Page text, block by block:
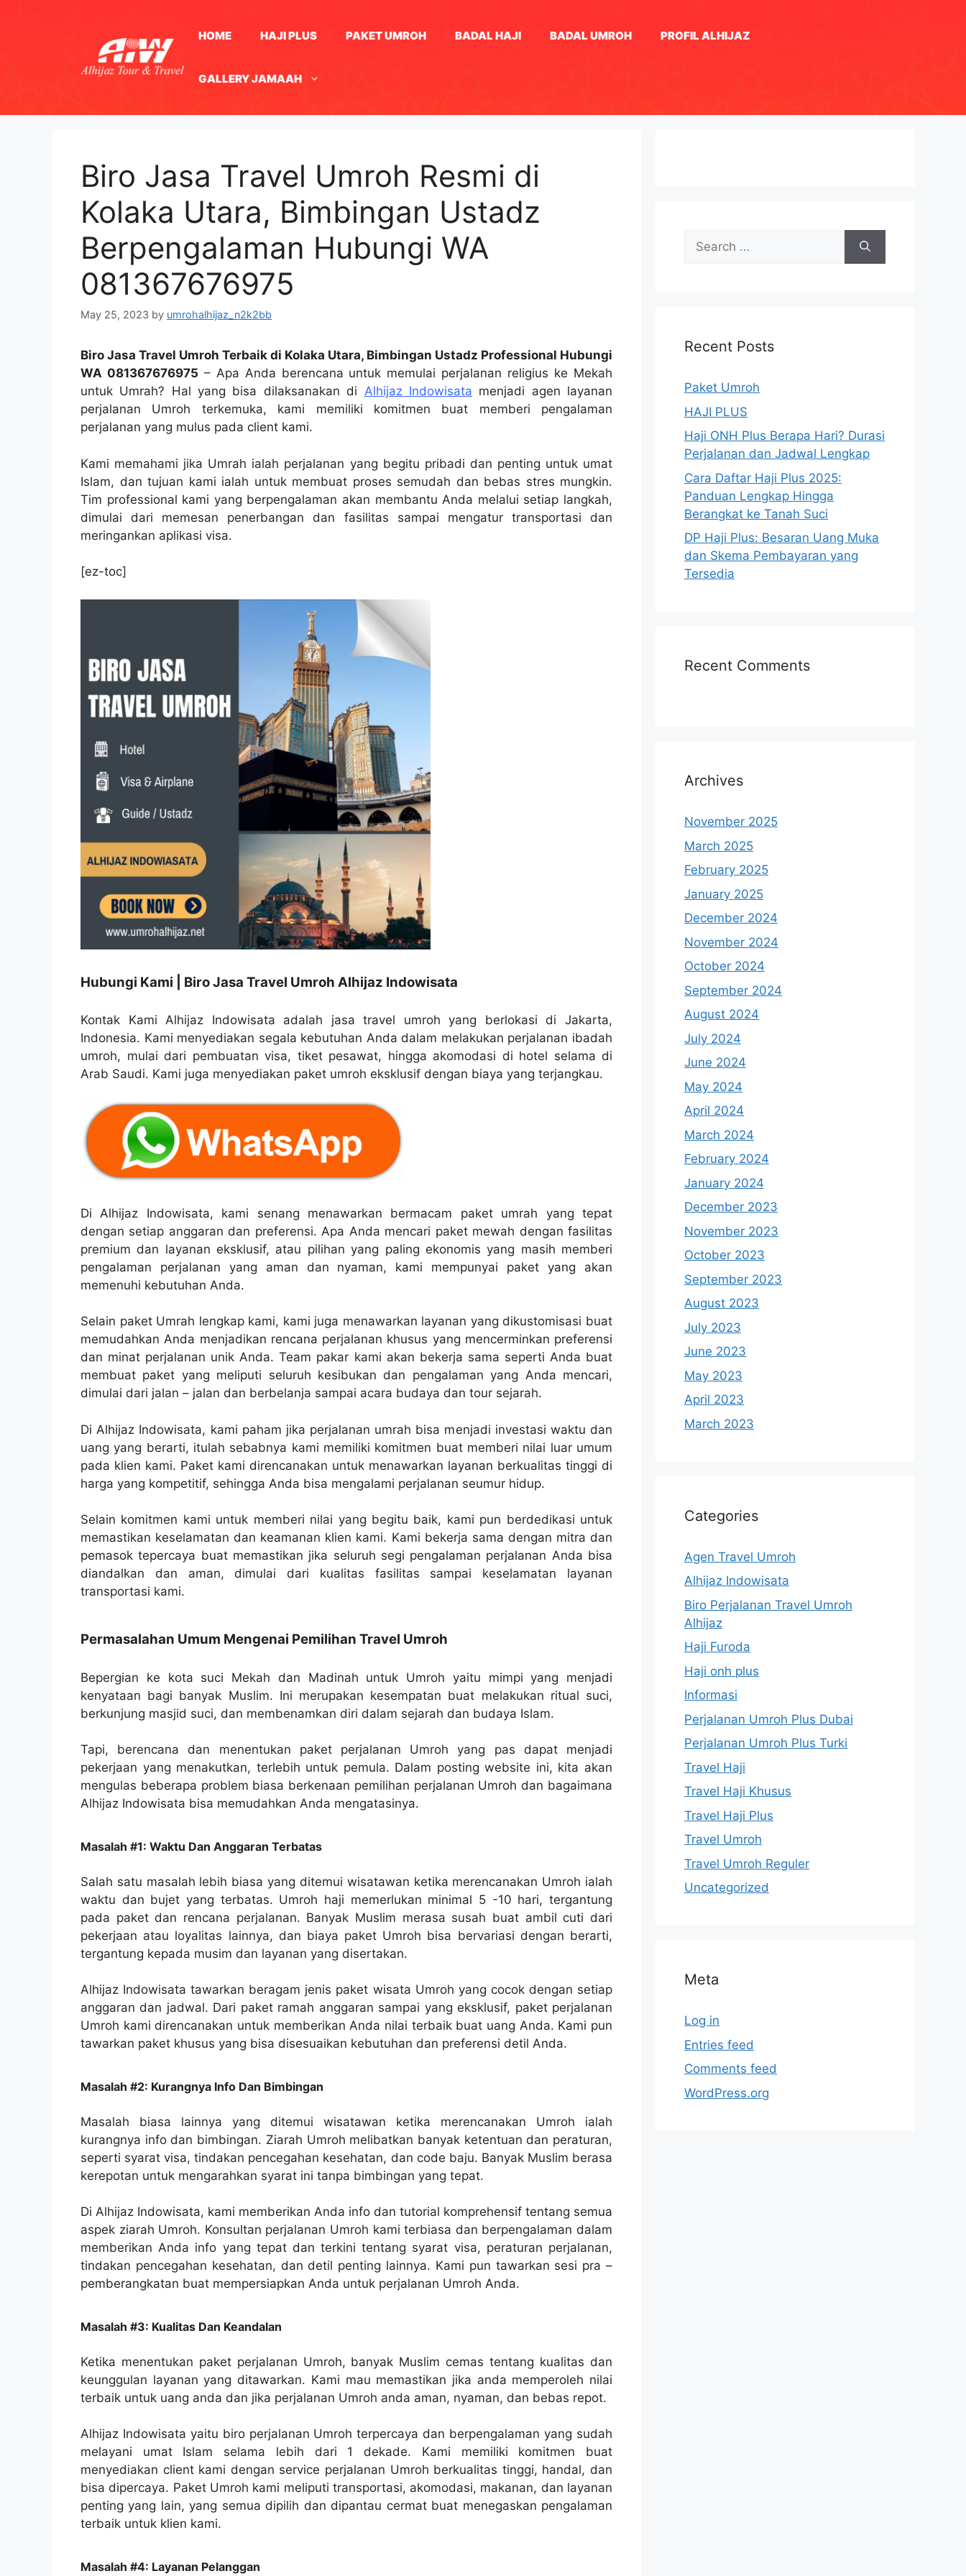
HOME HAJI PLUS PAKET UMROH BADAL HAJI BADAL UMROH PROFIL ALHIJAZ
GALLERY JAMAAH
Biro Jasa Travel Umroh Resmi di
Kolaka Utara, Bimbingan Ustadz
Berpengalaman Hubungi WA
081367676975
May 25, 2023 by umrohalhijaz_n2k2bb
Biro Jasa Travel Umroh Terbaik di Kolaka Utara, Bimbingan Ustadz Professional Hubungi
WA 081367676975 – Apa Anda berencana untuk memulai perjalanan religius ke Mekah
untuk Umrah? Hal yang bisa dilaksanakan di Alhijaz Indowisata menjadi agen layanan
perjalanan Umroh terkemuka, kami memiliki komitmen buat memberi pengalaman
perjalanan yang mulus pada client kami.
Kami memahami jika Umrah ialah perjalanan yang begitu pribadi dan penting untuk umat
Islam, dan tujuan kami ialah untuk membuat proses semudah dan bebas stres mungkin.
Tim professional kami yang berpengalaman akan membantu Anda melalui setiap langkah,
dimulai dari memesan penerbangan dan fasilitas sampai mengatur transportasi dan
meringankan aplikasi visa.
[ez-toc]
Hubungi Kami | Biro Jasa Travel Umroh Alhijaz Indowisata
Kontak Kami Alhijaz Indowisata adalah jasa travel umroh yang berlokasi di Jakarta,
Indonesia. Kami menyediakan segala kebutuhan Anda dalam melakukan perjalanan ibadah
umroh, mulai dari pembuatan visa, tiket pesawat, hingga akomodasi di hotel selama di
Arab Saudi. Kami juga menyediakan paket umroh eksklusif dengan biaya yang terjangkau.
Di Alhijaz Indowisata, kami senang menawarkan bermacam paket umrah yang tepat
dengan setiap anggaran dan preferensi. Apa Anda mencari paket mewah dengan fasilitas
premium dan layanan eksklusif, atau pilihan yang paling ekonomis yang masih memberi
pengalaman perjalanan yang aman dan nyaman, kami mempunyai paket yang akan
memenuhi kebutuhan Anda.
Selain paket Umrah lengkap kami, kami juga menawarkan layanan yang dikustomisasi buat
memudahkan Anda menjadikan rencana perjalanan khusus yang mencerminkan preferensi
dan minat perjalanan unik Anda. Team pakar kami akan bekerja sama seperti Anda buat
membuat paket yang meliputi seluruh kesibukan dan pengalaman yang Anda mencari,
dimulai dari jalan – jalan dan berbelanja sampai acara budaya dan tour sejarah.
Di Alhijaz Indowisata, kami paham jika perjalanan umrah bisa menjadi investasi waktu dan
uang yang berarti, itulah sebabnya kami memiliki komitmen buat memberi nilai luar umum
pada klien kami. Paket kami direncanakan untuk menawarkan layanan berkualitas tinggi di
harga yang kompetitif, sehingga Anda bisa mengalami perjalanan seumur hidup.
Selain komitmen kami untuk memberi nilai yang begitu baik, kami pun berdedikasi untuk
memastikan keselamatan dan keamanan klien kami. Kami bekerja sama dengan mitra dan
pemasok tepercaya buat memastikan jika seluruh segi pengalaman perjalanan Anda bisa
diandalkan dan aman, dimulai dari kualitas fasilitas sampai keselamatan layanan
transportasi kami.
Permasalahan Umum Mengenai Pemilihan Travel Umroh
Bepergian ke kota suci Mekah dan Madinah untuk Umroh yaitu mimpi yang menjadi
kenyataan bagi banyak Muslim. Ini merupakan kesempatan buat melakukan ritual suci,
berkunjung masjid suci, dan membenamkan diri dalam sejarah dan budaya Islam.
Tapi, berencana dan menentukan paket perjalanan Umroh yang pas dapat menjadi
pekerjaan yang menakutkan, terlebih untuk pemula. Dalam posting website ini, kita akan
mengulas beberapa problem biasa berkenaan pemilihan perjalanan Umroh dan bagaimana
Alhijaz Indowisata bisa memudahkan Anda mengatasinya.
Masalah #1: Waktu Dan Anggaran Terbatas
Salah satu masalah lebih biasa yang ditemui wisatawan ketika merencanakan Umroh ialah
waktu dan bujet yang terbatas. Umroh haji memerlukan minimal 5 -10 hari, tergantung
pada paket dan rencana perjalanan. Banyak Muslim merasa susah buat ambil cuti dari
pekerjaan atau loyalitas lainnya, dan biaya paket Umroh bisa bervariasi dengan berarti,
tergantung kepada musim dan layanan yang disertakan.
Alhijaz Indowisata tawarkan beragam jenis paket wisata Umroh yang cocok dengan setiap
anggaran dan jadwal. Dari paket ramah anggaran sampai yang eksklusif, paket perjalanan
Umroh kami direncanakan untuk memberikan Anda nilai terbaik buat uang Anda. Kami pun
tawarkan paket khusus yang bisa disesuaikan kebutuhan dan preferensi detil Anda.
Masalah #2: Kurangnya Info Dan Bimbingan
Masalah biasa lainnya yang ditemui wisatawan ketika merencanakan Umroh ialah
kurangnya info dan bimbingan. Ziarah Umroh melibatkan banyak ketentuan dan peraturan,
seperti syarat visa, tindakan pencegahan kesehatan, dan code baju. Banyak Muslim berasa
kerepotan untuk mengarahkan syarat ini tanpa bimbingan yang tepat.
Di Alhijaz Indowisata, kami memberikan Anda info dan tutorial komprehensif tentang semua
aspek ziarah Umroh. Konsultan perjalanan Umroh kami terbiasa dan berpengalaman dalam
memberikan Anda info yang tepat dan terkini tentang syarat visa, peraturan perjalanan,
tindakan pencegahan kesehatan, dan detil penting lainnya. Kami pun tawarkan sesi pra –
pemberangkatan buat mempersiapkan Anda untuk perjalanan Umroh Anda.
Masalah #3: Kualitas Dan Keandalan
Ketika menentukan paket perjalanan Umroh, banyak Muslim cemas tentang kualitas dan
keunggulan layanan yang ditawarkan. Kami mau memastikan jika anda memperoleh nilai
terbaik untuk uang anda dan jika perjalanan Umroh anda aman, nyaman, dan bebas repot.
Alhijaz Indowisata yaitu biro perjalanan Umroh terpercaya dan berpengalaman yang sudah
melayani umat Islam selama lebih dari 1 dekade. Kami memiliki komitmen buat
menyediakan client kami dengan service perjalanan Umroh berkualitas tinggi, handal, dan
bisa dipercaya. Paket Umroh kami meliputi transportasi, akomodasi, makanan, dan layanan
penting yang lain, yang semua dipilih dan dipantau cermat buat menegaskan pengalaman
terbaik untuk klien kami.
Masalah #4: Layanan Pelanggan
Search
for:
Recent Posts
Paket Umroh
HAJI PLUS
Haji ONH Plus Berapa Hari? Durasi
Perjalanan dan Jadwal Lengkap
Cara Daftar Haji Plus 2025:
Panduan Lengkap Hingga
Berangkat ke Tanah Suci
DP Haji Plus: Besaran Uang Muka
dan Skema Pembayaran yang
Tersedia
Recent Comments
Archives
November 2025
March 2025
February 2025
January 2025
December 2024
November 2024
October 2024
September 2024
August 2024
July 2024
June 2024
May 2024
April 2024
March 2024
February 2024
January 2024
December 2023
November 2023
October 2023
September 2023
August 2023
July 2023
June 2023
May 2023
April 2023
March 2023
Categories
Agen Travel Umroh
Alhijaz Indowisata
Biro Perjalanan Travel Umroh
Alhijaz
Haji Furoda
Haji onh plus
Informasi
Perjalanan Umroh Plus Dubai
Perjalanan Umroh Plus Turki
Travel Haji
Travel Haji Khusus
Travel Haji Plus
Travel Umroh
Travel Umroh Reguler
Uncategorized
Meta
Log in
Entries feed
Comments feed
WordPress.org